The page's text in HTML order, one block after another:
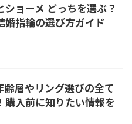
ショーメ どっちを選ぶ？
婚指輪の選び方ガイド
齢層やリング選びの全て
購入前に知りたい情報を